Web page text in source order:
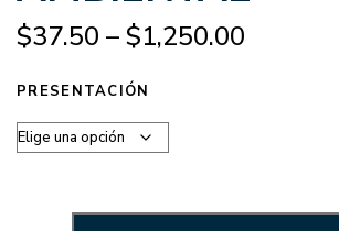
$37.50 –$1,250.00
PRESENTACIÓN